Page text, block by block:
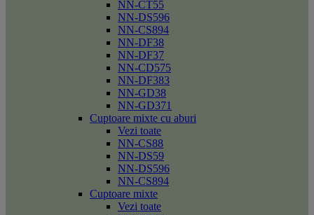
NN-CT55
NN-DS596
NN-CS894
NN-DF38
NN-DF37
NN-CD575
NN-DF383
NN-GD38
NN-GD371
Cuptoare mixte cu aburi
Vezi toate
NN-CS88
NN-DS59
NN-DS596
NN-CS894
Cuptoare mixte
Vezi toate